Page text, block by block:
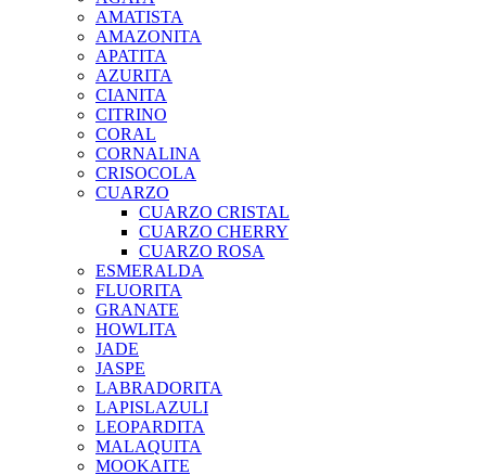
AMATISTA
AMAZONITA
APATITA
AZURITA
CIANITA
CITRINO
CORAL
CORNALINA
CRISOCOLA
CUARZO
CUARZO CRISTAL
CUARZO CHERRY
CUARZO ROSA
ESMERALDA
FLUORITA
GRANATE
HOWLITA
JADE
JASPE
LABRADORITA
LAPISLAZULI
LEOPARDITA
MALAQUITA
MOOKAITE